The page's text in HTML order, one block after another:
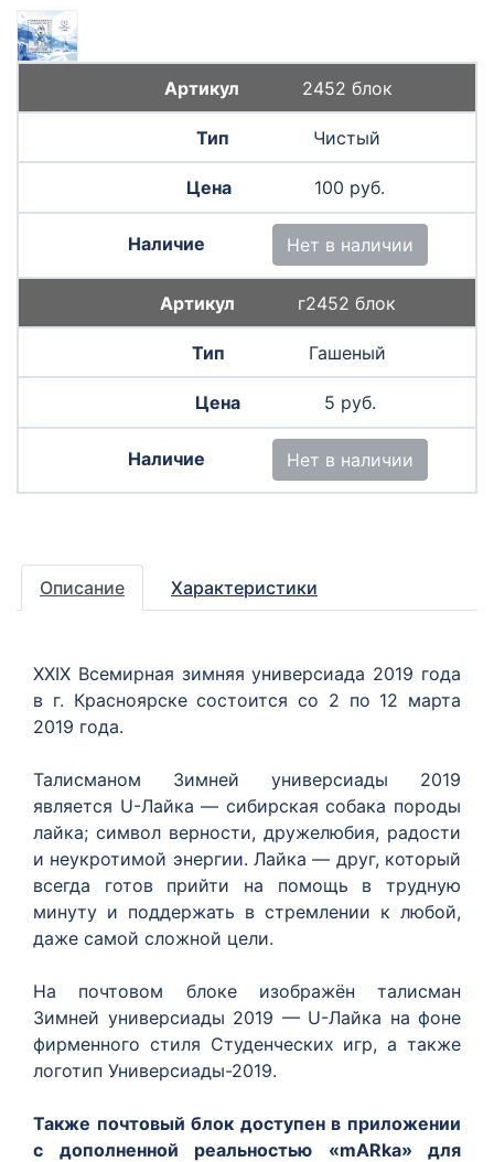
2452 блок
Чистый
100 руб.
Нет в наличии
г2452 блок
Гашеный
5 руб.
Нет в наличии
Описание Характеристики
XXIX Всемирная зимняя универсиада 2019 года
в г. Красноярске состоится со 2 по 12 марта
2019 года.
Талисманом Зимней универсиады 2019
является U-Лайка — сибирская собака породы
лайка; символ верности, дружелюбия, радости
и неукротимой энергии. Лайка — друг, который
всегда готов прийти на помощь в трудную
минуту и поддержать в стремлении к любой,
даже самой сложной цели.
На почтовом блоке изображён талисман
Зимней универсиады 2019 — U-Лайка на фоне
фирменного стиля Студенческих игр, а также
логотип Универсиады-2019.
Также почтовый блок доступен в приложении
с дополненной реальностью «mARka» для